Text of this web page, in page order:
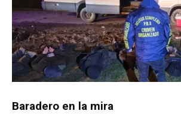
Baradero en la mira